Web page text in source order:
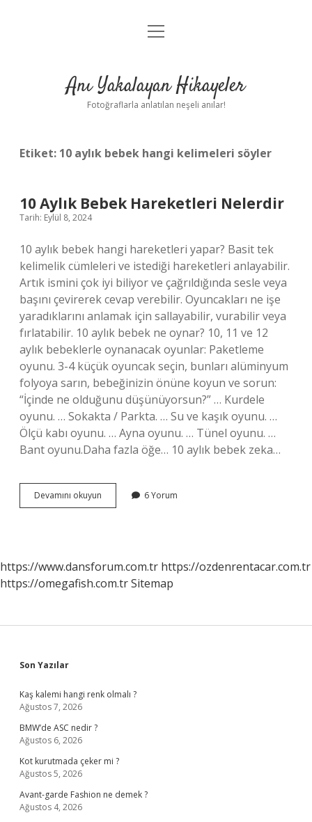
Anasayfa
Yasal Uyarı
menüyü
Anı Yakalayan Hikayeler
Fotoğraflarla anlatılan neşeli anılar!
Etiket: 10 aylık bebek hangi kelimeleri söyler
10 Aylık Bebek Hareketleri Nelerdir
Tarih: Eylül 8, 2024
10 aylık bebek hangi hareketleri yapar? Basit tek
kelimelik cümleleri ve istediği hareketleri anlayabilir.
Artık ismini çok iyi biliyor ve çağrıldığında sesle veya
başını çevirerek cevap verebilir. Oyuncakları ne işe
yaradıklarını anlamak için sallayabilir, vurabilir veya
fırlatabilir. 10 aylık bebek ne oynar? 10, 11 ve 12
aylık bebeklerle oynanacak oyunlar: Paketleme
oyunu. 3-4 küçük oyuncak seçin, bunları alüminyum
folyoya sarın, bebeğinizin önüne koyun ve sorun:
“İçinde ne olduğunu düşünüyorsun?” … Kurdele
oyunu. … Sokakta / Parkta. … Su ve kaşık oyunu. …
Ölçü kabı oyunu. … Ayna oyunu. … Tünel oyunu. …
Bant oyunu.Daha fazla öğe… 10 aylık bebek zeka…
Devamını okuyun
Aylık
6 Yorum
https://www.dansforum.com.tr https://ozdenrentacar.com.tr
https://omegafish.com.trSitemap
Sidebar
Son Yazılar
Kaş kalemi hangi renk olmalı ?
Ağustos 7, 2026
BMW’de ASC nedir ?
Ağustos 6, 2026
Kot kurutmada çeker mi ?
Ağustos 5, 2026
Avant-garde Fashion ne demek ?
Ağustos 4, 2026